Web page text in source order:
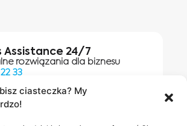
ciasteczka? My
Assistance 24/7
rozwiązania dla biznesu
33